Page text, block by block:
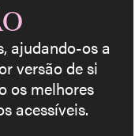
ajudando-os a
versão de si
os melhores
acessíveis.